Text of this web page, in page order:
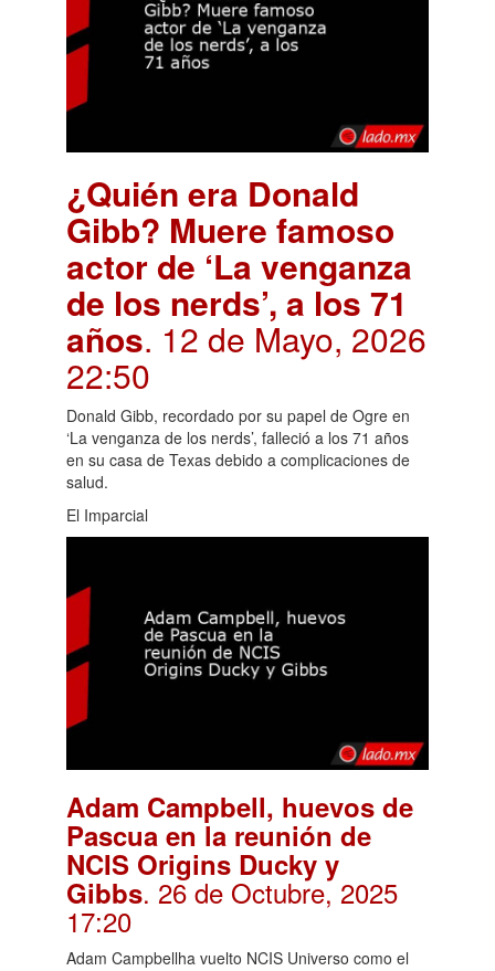
¿Quién era Donald
Gibb? Muere famoso
actor de ‘La venganza
de los nerds’, a los 71
años. 12 de Mayo, 2026
22:50
Donald Gibb, recordado por su papel de Ogre en
‘La venganza de los nerds’, falleció a los 71 años
en su casa de Texas debido a complicaciones de
salud.
El Imparcial
Adam Campbell, huevos de
Pascua en la reunión de
NCIS Origins Ducky y
Gibbs. 26 de Octubre, 2025
17:20
Adam Campbellha vuelto NCIS Universo como el